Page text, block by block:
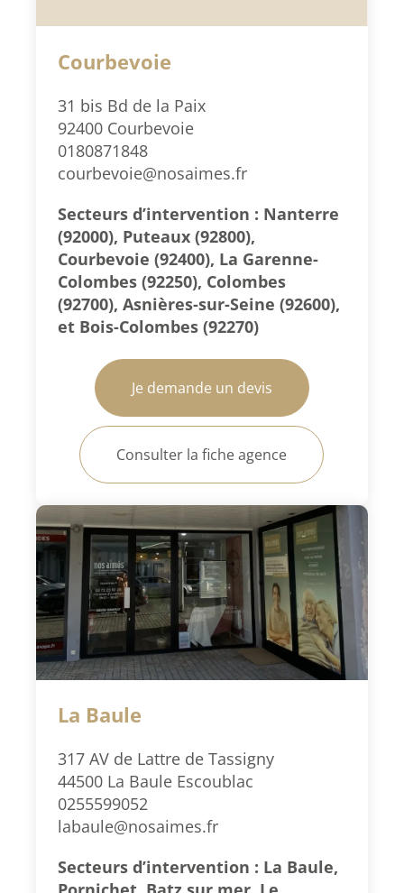
Courbevoie
31 bis Bd de la Paix
92400 Courbevoie
0180871848
courbevoie@nosaimes.fr
Secteurs d’intervention : Nanterre
(92000), Puteaux (92800),
Courbevoie (92400), La Garenne-
Colombes (92250), Colombes
(92700), Asnières-sur-Seine (92600),
et Bois-Colombes (92270)
Je demande un devis
Consulter la fiche agence
La Baule
317 AV de Lattre de Tassigny
44500 La Baule Escoublac
0255599052
labaule@nosaimes.fr
Secteurs d’intervention : La Baule,